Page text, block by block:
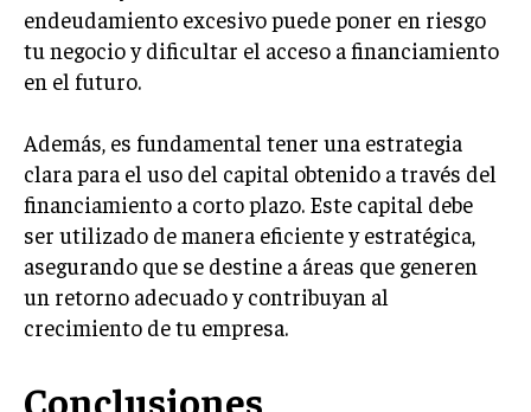
endeudamiento excesivo puede poner en riesgo
tu negocio y dificultar el acceso a financiamiento
en el futuro.
Además, es fundamental tener una estrategia
clara para el uso del capital obtenido a través del
financiamiento a corto plazo. Este capital debe
ser utilizado de manera eficiente y estratégica,
asegurando que se destine a áreas que generen
un retorno adecuado y contribuyan al
crecimiento de tu empresa.
Conclusiones